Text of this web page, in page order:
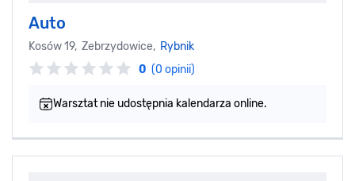
Auto
Kosów 19, Zebrzydowice, Rybnik
0 (0 opinii)
Warsztat nie udostępnia kalendarza online.